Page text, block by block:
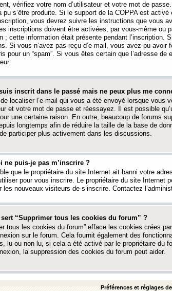
vérifiez votre nom d’utilisateur et votre mot de
pu s’être produite. Si le support de la COPPA est
vous devrez suivre les instructions que vous
inscriptions doivent être activées, par vous-même ou
; cette information était présente pendant l’inscription.
Si vous n’avez pas reçu d’e-mail, vous avez pu avoir
pour un “spam”. Si vous êtes certain que l’adresse
inscrit dans le passé mais ne peux plus me
localiser l’e-mail qui vous a été envoyé lorsque vous
et votre mot de passe et réessayez. Il est possible
une certaine raison. En outre, beaucoup de forums
longtemps afin de réduire la taille de la base de
participer plus activement dans les discussions.
ne puis-je pas m’inscrire ?
que le propriétaire du site Internet ait banni votre
pour vous inscrire. Le propriétaire du site Internet
les nouveaux visiteurs de s’inscrire. Contactez
“Supprimer tous les cookies du forum” ?
tous les cookies du forum” efface les cookies crées
sur le forum. Cela fournit également des
lu ou non lu, si cela a été activé par le propriétaire du
la suppression des cookies du forum peut aider.
Préférences et réglages